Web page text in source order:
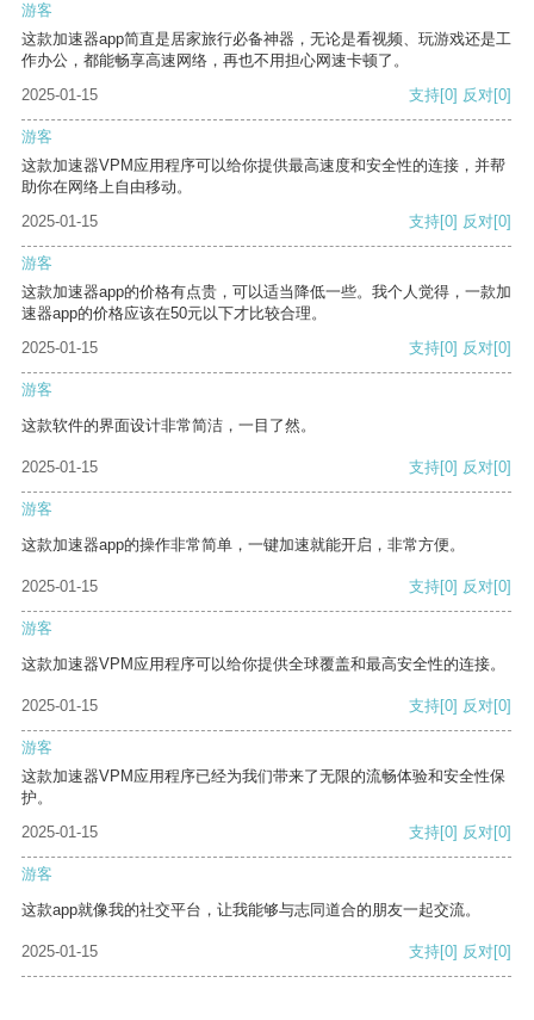
游客
这款加速器app简直是居家旅行必备神器，无论是看视频、玩游戏还是工
作办公，都能畅享高速网络，再也不用担心网速卡顿了。
2025-01-15
支持[0] 反对[0]
游客
这款加速器VPM应用程序可以给你提供最高速度和安全性的连接，并帮
助你在网络上自由移动。
2025-01-15
支持[0] 反对[0]
游客
这款加速器app的价格有点贵，可以适当降低一些。我个人觉得，一款加
速器app的价格应该在50元以下才比较合理。
2025-01-15
支持[0] 反对[0]
游客
这款软件的界面设计非常简洁，一目了然。
2025-01-15 支持[0] 反对[0]
游客
这款加速器app的操作非常简单，一键加速就能开启，非常方便。
2025-01-15 支持[0] 反对[0]
游客
这款加速器VPM应用程序可以给你提供全球覆盖和最高安全性的连接。
2025-01-15 支持[0] 反对[0]
游客
这款加速器VPM应用程序已经为我们带来了无限的流畅体验和安全性保
护。
2025-01-15
支持[0] 反对[0]
游客
这款app就像我的社交平台，让我能够与志同道合的朋友一起交流。
2025-01-15 支持[0] 反对[0]